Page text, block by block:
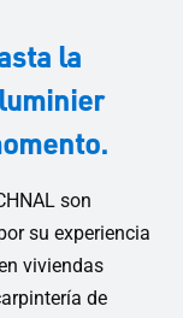
la
son
su experiencia
viviendas
de